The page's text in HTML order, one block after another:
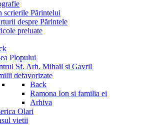
scrierile Părintelui
despre Părintele
preluate
Plopului
Sf. Arh. Mihail si Gavril
defavorizate
Back
Ramona Ion si familia ei
Arhiva
Olari
vietii